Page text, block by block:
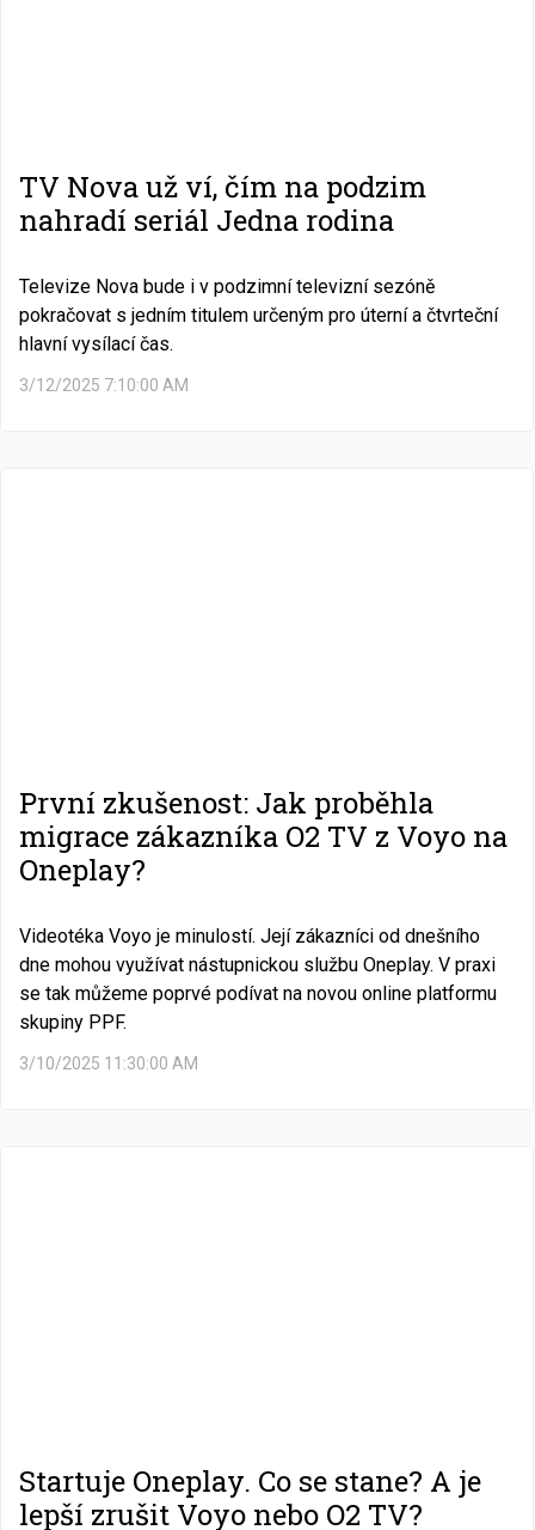
TV Nova už ví, čím na podzim
nahradí seriál Jedna rodina
Televize Nova bude i v podzimní televizní sezóně
pokračovat s jedním titulem určeným pro úterní a čtvrteční
hlavní vysílací čas.
3/12/2025 7:10:00 AM
První zkušenost: Jak proběhla
migrace zákazníka O2 TV z Voyo na
Oneplay?
Videotéka Voyo je minulostí. Její zákazníci od dnešního
dne mohou využívat nástupnickou službu Oneplay. V praxi
se tak můžeme poprvé podívat na novou online platformu
skupiny PPF.
3/10/2025 11:30:00 AM
Startuje Oneplay. Co se stane? A je
lepší zrušit Voyo nebo O2 TV?